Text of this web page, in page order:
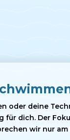
oder deine
für dich. Der
wir nur am